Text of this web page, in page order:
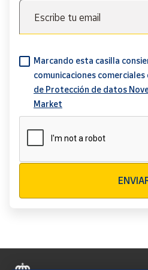
Escribe tu email
Marcando esta casilla
comunicaciones
de Protección de datos
Market